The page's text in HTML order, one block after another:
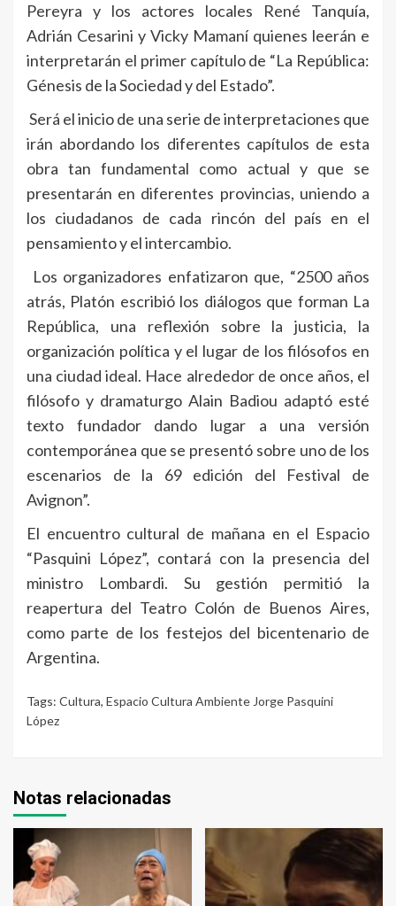
Pereyra y los actores locales René Tanquía,
Adrián Cesarini y Vicky Mamaní quienes leerán e
interpretarán el primer capítulo de “La República:
Génesis de la Sociedad y del Estado”.
Será el inicio de una serie de interpretaciones que
irán abordando los diferentes capítulos de esta
obra tan fundamental como actual y que se
presentarán en diferentes provincias, uniendo a
los ciudadanos de cada rincón del país en el
pensamiento y el intercambio.
Los organizadores enfatizaron que, “2500 años
atrás, Platón escribió los diálogos que forman La
República, una reflexión sobre la justicia, la
organización política y el lugar de los filósofos en
una ciudad ideal. Hace alrededor de once años, el
filósofo y dramaturgo Alain Badiou adaptó esté
texto fundador dando lugar a una versión
contemporánea que se presentó sobre uno de los
escenarios de la 69 edición del Festival de
Avignon”.
El encuentro cultural de mañana en el Espacio
“Pasquini López”, contará con la presencia del
ministro Lombardi. Su gestión permitió la
reapertura del Teatro Colón de Buenos Aires,
como parte de los festejos del bicentenario de
Argentina.
Tags: Cultura, Espacio Cultura Ambiente Jorge Pasquini
López
Notas relacionadas